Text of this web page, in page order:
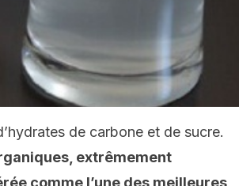
de carbone et de sucre.
extrêmement
comme l’une des meilleures